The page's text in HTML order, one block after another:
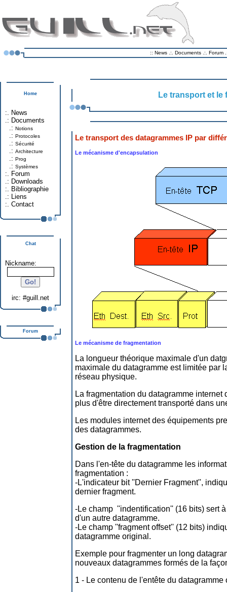
:: News.:. Documents.:. Forum
Home
:. News
.: Documents
.: Notions
.: Protocoles
.: Sécurité
.: Architecture
.: Prog
.: Systèmes
:. Forum
.: Downloads
:. Bibliographie
.: Liens
:. Contact
Chat
Nickname:
irc: #guill.net
Forum
Le transport et le
Le transport des datagrammes IP par
Le mécanisme d'encapsulation
Le mécanisme de fragmentation
La longueur théorique maximale d'un
maximale du datagramme est limitée par
réseau physique.
La fragmentation du datagramme
plus d'être directement transporté dans
Les modules internet des équipements
des datagrammes.
Gestion de la fragmentation
Dans l'en-tête du datagramme les
fragmentation :
-L'indicateur bit ''Dernier Fragment'',
dernier fragment.
-Le champ ''indentification'' (16 bits) sert
d'un autre datagramme.
-Le champ ''fragment offset'' (12 bits)
datagramme original.
Exemple pour fragmenter un long
nouveaux datagrammes formés de la
1 - Le contenu de l'entête du